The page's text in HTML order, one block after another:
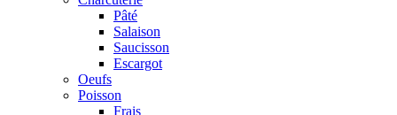
Pâté
Salaison
Saucisson
Escargot
Oeufs
Poisson
Frais